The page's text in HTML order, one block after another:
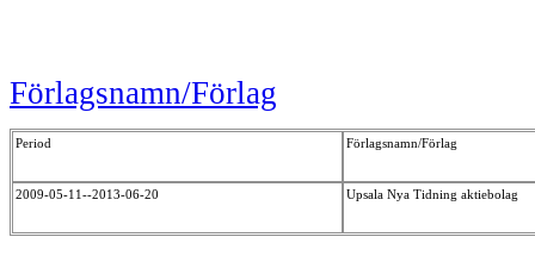
Förlagsnamn/Förlag
Period Förlagsnamn/Förlag
2009-05-11--2013-06-20 Upsala Nya Tidning aktiebolag